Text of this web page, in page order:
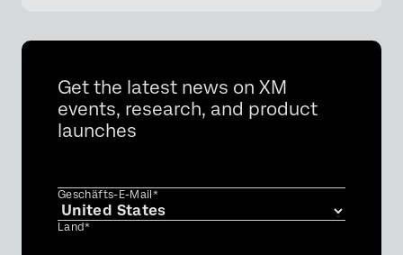
Get the latest news on XM
events, research, and product
launches
Geschäfts-E-Mail*
Land*